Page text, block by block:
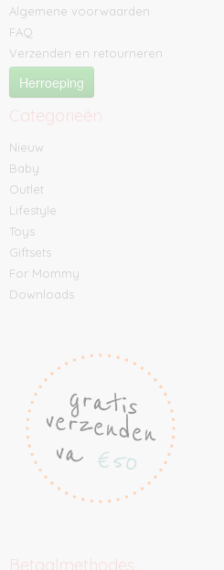
Algemene voorwaarden
FAQ
Verzenden en retourneren
Herroeping
Categorieën
Nieuw
Baby
Outlet
Lifestyle
Toys
Giftsets
For Mommy
Downloads
Betaalmethodes